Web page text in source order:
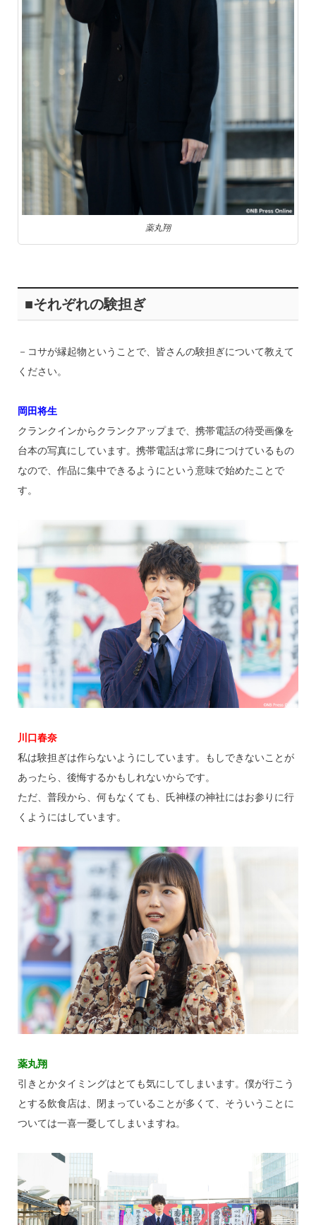
薬丸翔
■それぞれの験担ぎ
－コサが縁起物ということで、皆さんの験担ぎについて教えて
ください。
岡田将生
クランクインからクランクアップまで、携帯電話の待受画像を
台本の写真にしています。携帯電話は常に身につけているもの
なので、作品に集中できるようにという意味で始めたことで
す。
川口春奈
私は験担ぎは作らないようにしています。もしできないことが
あったら、後悔するかもしれないからです。
ただ、普段から、何もなくても、氏神様の神社にはお参りに行
くようにはしています。
薬丸翔
引きとかタイミングはとても気にしてしまいます。僕が行こう
とする飲食店は、閉まっていることが多くて、そういうことに
ついては一喜一憂してしまいますね。